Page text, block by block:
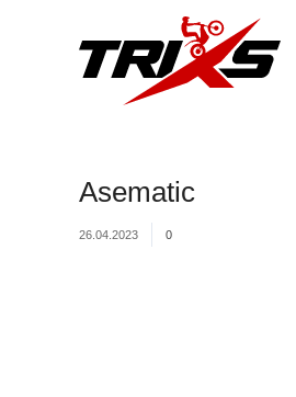
Asematic
26.04.2023 0